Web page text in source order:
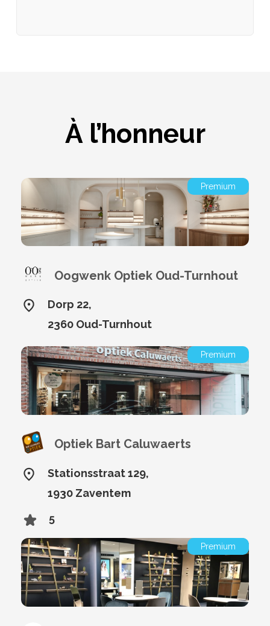
À l’honneur
Premium
Oogwenk Optiek Oud-Turnhout
Dorp 22,
2360 Oud-Turnhout
Premium
Optiek Bart Caluwaerts
Stationsstraat 129,
1930 Zaventem
5
Premium